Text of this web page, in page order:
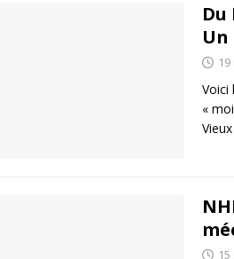
Du
Un
Voici
«